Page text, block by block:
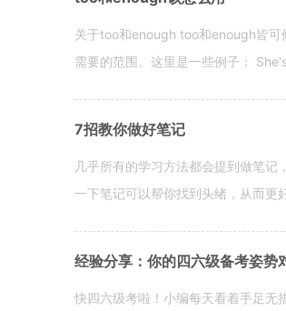
关于too和enough too和enough皆可
需要的范围。这里是一些例子：
7招教你做好笔记
几乎所有的学习方法都会提到做笔
一下笔记可以帮你找到头绪，从而更
经验分享：你的四六级备考姿势
快四六级考啦！小编每天看着手足无